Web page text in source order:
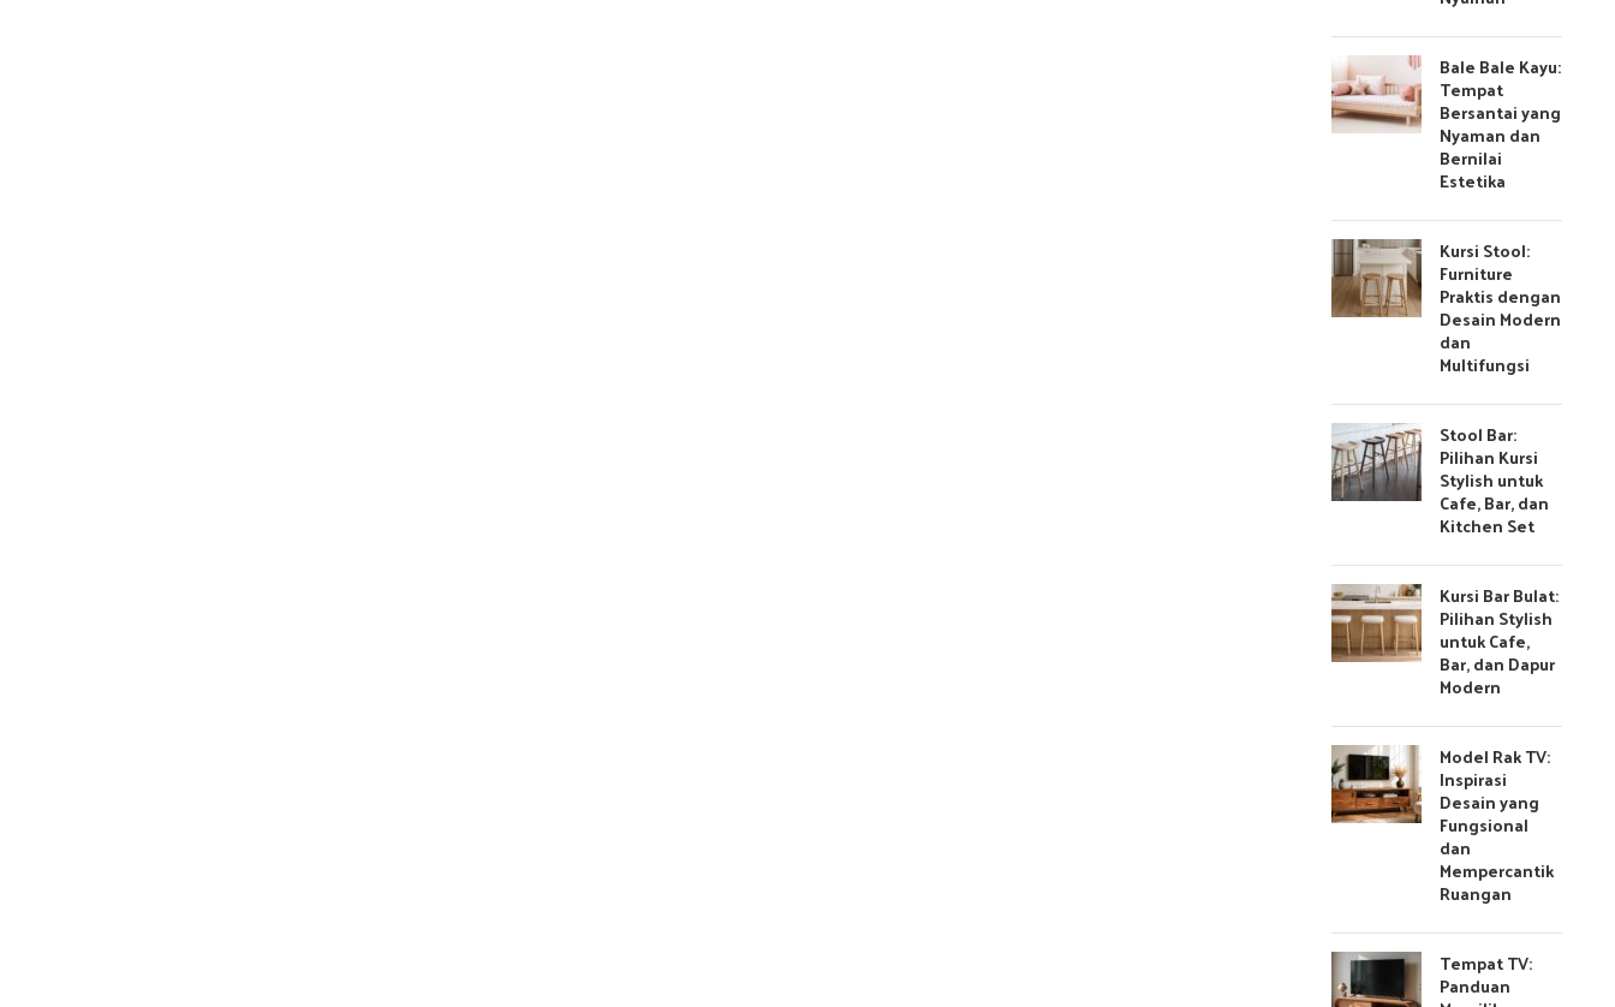
Bale Bale Kayu:
Tempat
Bersantai yang
Nyaman dan
Bernilai
Estetika
Kursi Stool:
Furniture
Praktis dengan
Desain Modern
dan
Multifungsi
Stool Bar:
Pilihan Kursi
Stylish untuk
Cafe, Bar, dan
Kitchen Set
Kursi Bar Bulat:
Pilihan Stylish
untuk Cafe,
Bar, dan Dapur
Modern
Model Rak TV:
Inspirasi
Desain yang
Fungsional
dan
Mempercantik
Ruangan
Tempat TV:
Panduan